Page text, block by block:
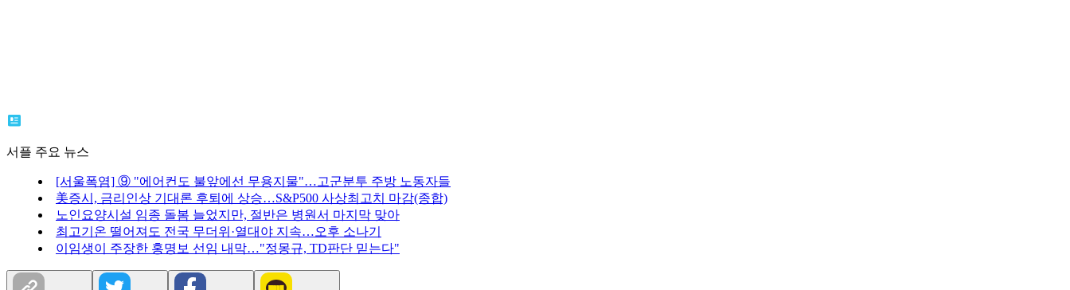
서플 주요 뉴스
[서울폭염] ⑨ "에어컨도 불앞에선 무용지물"…고군분투 주방 노동자들
美증시, 금리인상 기대론 후퇴에 상승…S&P500 사상최고치 마감(종합)
노인요양시설 임종 돌봄 늘었지만, 절반은 병원서 마지막 맞아
최고기온 떨어져도 전국 무더위·열대야 지속…오후 소나기
이임생이 주장한 홍명보 선임 내막…"정몽규, TD판단 믿는다"